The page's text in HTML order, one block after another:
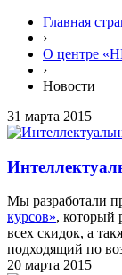
Главная
›
О центре
›
Новости
31 марта 2015
Мы разработали
курсов», который
всех скидок, а
подходящий по
20 марта 2015